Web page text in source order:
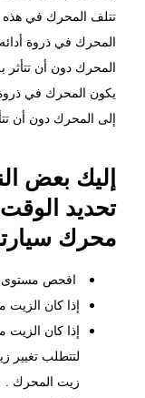
تتلف المحرك في هذه
المحرك في ذروة
المحرك دون أن تتأثر
يكون المحرك في
إلى المحرك دون أن
إليك بعض
تحديد
محرك
افحص مستوى
إذا كان الزيت
إذا كان الزيت
لتتطلب
زيت المحرك .